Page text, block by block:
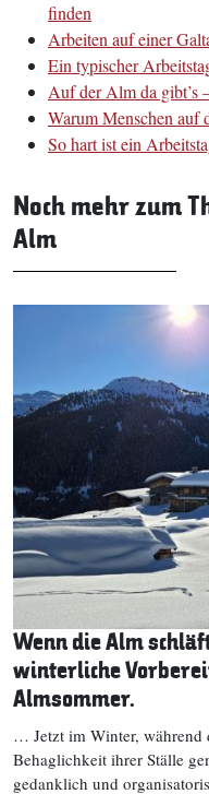
finden
Arbeiten auf einer
Ein typischer
Auf der Alm da gibt’s
Warum Menschen auf
So hart ist ein
Noch mehr zum
Alm
Wenn die Alm
winterliche
Almsommer.
… Jetzt im Winter,
Behaglichkeit ihrer Ställe
gedanklich und